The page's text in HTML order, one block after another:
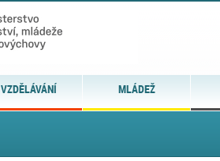
VZDĚLÁVÁNÍ MLÁDEŽ